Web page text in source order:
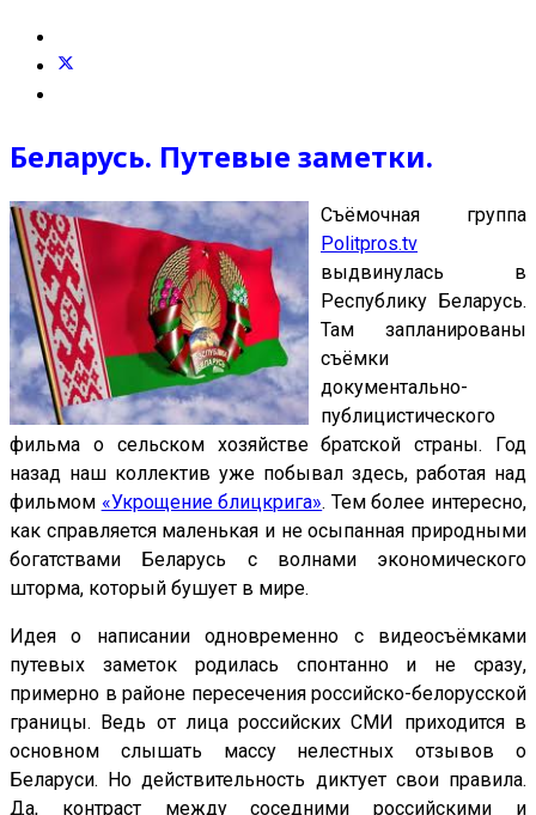
Беларусь. Путевые заметки.
Съёмочная группа
Politpros.tv
выдвинулась в
Республику Беларусь.
Там запланированы
съёмки
документально-
публицистического
фильма о сельском хозяйстве братской страны. Год
назад наш коллектив уже побывал здесь, работая над
фильмом «Укрощение блицкрига». Тем более интересно,
как справляется маленькая и не осыпанная природными
богатствами Беларусь с волнами экономического
шторма, который бушует в мире.
Идея о написании одновременно с видеосъёмками
путевых заметок родилась спонтанно и не сразу,
примерно в районе пересечения российско-белорусской
границы. Ведь от лица российских СМИ приходится в
основном слышать массу нелестных отзывов о
Беларуси. Но действительность диктует свои правила.
Да, контраст между соседними российскими и